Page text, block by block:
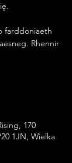
farddoniaeth
Rhennir
170
1JN, Wielka